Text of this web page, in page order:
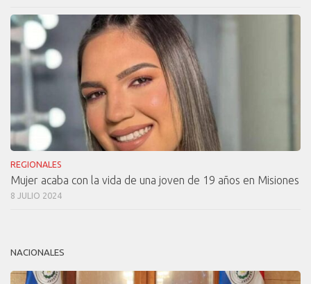
REGIONALES
Mujer acaba con la vida de una joven de 19 años en Misiones
8 JULIO 2024
NACIONALES